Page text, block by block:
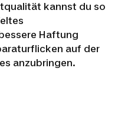
kannst du so
Haftung
auf der
anzubringen.